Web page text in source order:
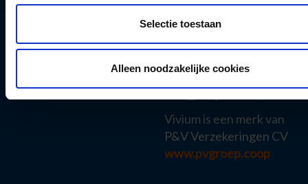
Selectie toestaan
Alleen noodzakelijke cookies
Volg ons op
Vivium is een merk van
P&V Verzekeringen CV
www.pvgroep.coop